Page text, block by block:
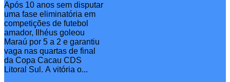
Após 10 anos sem disputar
uma fase eliminatória em
competições de futebol
amador, Ilhéus goleou
Maraú por 5 a 2 e garantiu
vaga nas quartas de final
da Copa Cacau CDS
Litoral Sul. A vitória o...